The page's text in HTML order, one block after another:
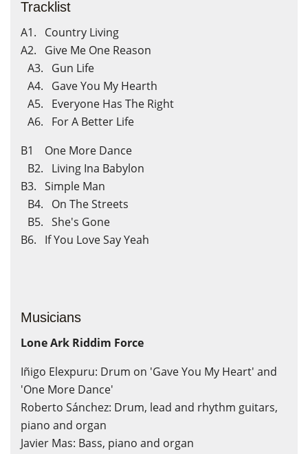
Tracklist
A1. Country Living
A2. Give Me One Reason
A3. Gun Life
A4. Gave You My Hearth
A5. Everyone Has The Right
A6. For A Better Life
B1 One More Dance
B2. Living Ina Babylon
B3. Simple Man
B4. On The Streets
B5. She's Gone
B6. If You Love Say Yeah
Musicians
Lone Ark Riddim Force
Iñigo Elexpuru: Drum on 'Gave You My Heart' and
'One More Dance'
Roberto Sánchez: Drum, lead and rhythm guitars,
piano and organ
Javier Mas: Bass, piano and organ
Crear lista de deseos
Nombre de la lista de deseos
Cancelar
Iniciar sesión
Debe iniciar sesión para guardar productos en su lista de
deseos.